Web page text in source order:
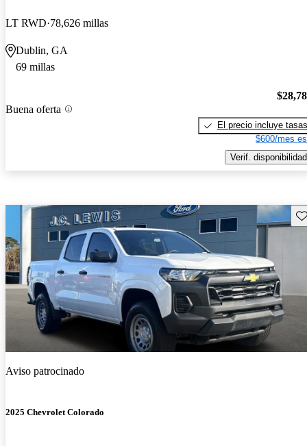
LT RWD 78,626 millas
Dublin, GA
69 millas
Buena oferta
El precio incluye tasas
$600/mes
Verif. disponibilidad
Aviso patrocinado
2025 Chevrolet Colorado